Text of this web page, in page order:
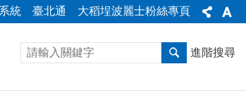
統 臺北通 大稻埕波麗士粉絲專頁
進階搜尋